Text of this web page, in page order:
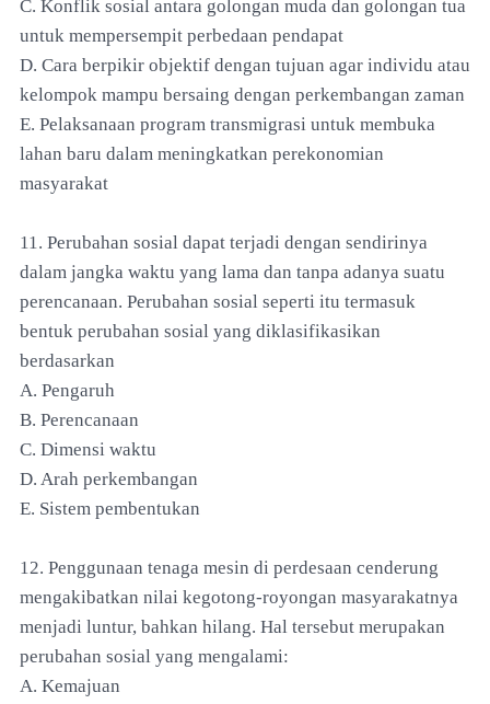
C. Konflik sosial antara golongan muda dan golongan tua
untuk mempersempit perbedaan pendapat
D. Cara berpikir objektif dengan tujuan agar individu atau
kelompok mampu bersaing dengan perkembangan zaman
E. Pelaksanaan program transmigrasi untuk membuka
lahan baru dalam meningkatkan perekonomian
masyarakat
11. Perubahan sosial dapat terjadi dengan sendirinya
dalam jangka waktu yang lama dan tanpa adanya suatu
perencanaan. Perubahan sosial seperti itu termasuk
bentuk perubahan sosial yang diklasifikasikan
berdasarkan
A. Pengaruh
B. Perencanaan
C. Dimensi waktu
D. Arah perkembangan
E. Sistem pembentukan
12. Penggunaan tenaga mesin di perdesaan cenderung
mengakibatkan nilai kegotong-royongan masyarakatnya
menjadi luntur, bahkan hilang. Hal tersebut merupakan
perubahan sosial yang mengalami:
A. Kemajuan